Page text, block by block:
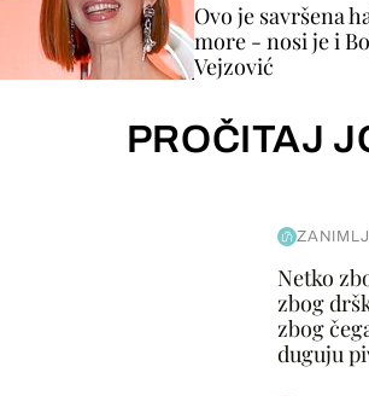
Ovo je savršena
more - nosi je i
Vejzović
PROČITAJ
Netko
zbog
zbog
duguju